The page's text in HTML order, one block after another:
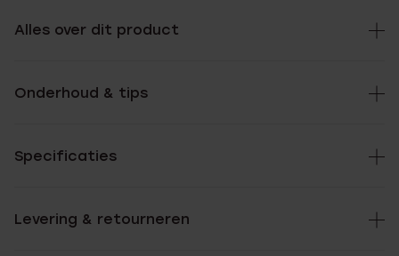
Alles over dit product
Onderhoud & tips
Specificaties
Levering & retourneren